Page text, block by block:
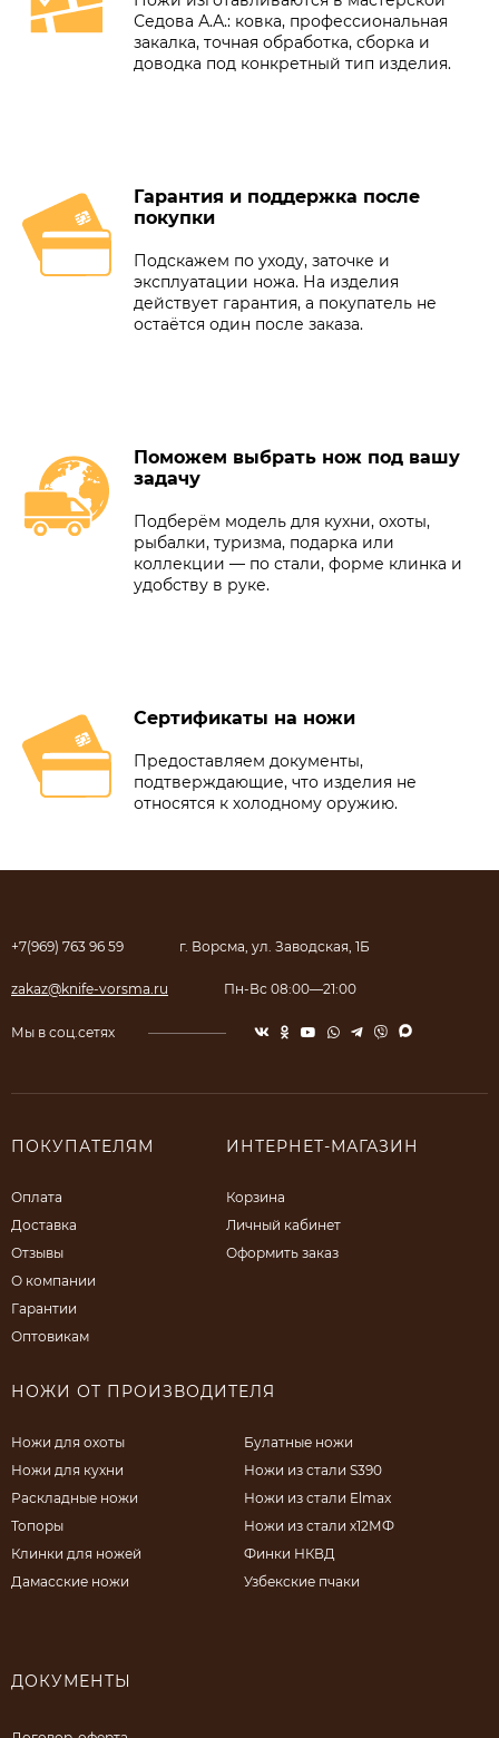
Седова А.А.: ковка, профессиональная
закалка, точная обработка, сборка и
доводка под конкретный тип изделия.
Гарантия и поддержка после
покупки
Подскажем по уходу, заточке и
эксплуатации ножа. На изделия
действует гарантия, а покупатель не
остаётся один после заказа.
Поможем выбрать нож под вашу
задачу
Подберём модель для кухни, охоты,
рыбалки, туризма, подарка или
коллекции — по стали, форме клинка и
удобству в руке.
Сертификаты на ножи
Предоставляем документы,
подтверждающие, что изделия не
относятся к холодному оружию.
+7(969) 763 96 59 г. Ворсма, ул. Заводская, 1Б
zakaz@knife-vorsma.ru Пн-Вс 08:00—21:00
Мы в соц.сетях
ПОКУПАТЕЛЯМ
Оплата
Доставка
Отзывы
О компании
Гарантии
Оптовикам
ИНТЕРНЕТ-МАГАЗИН
Корзина
Личный кабинет
Оформить заказ
НОЖИ ОТ ПРОИЗВОДИТЕЛЯ
Ножи для охоты
Ножи для кухни
Раскладные ножи
Топоры
Клинки для ножей
Дамасские ножи
Булатные ножи
Ножи из стали S390
Ножи из стали Elmax
Ножи из стали х12МФ
Финки НКВД
Узбекские пчаки
ДОКУМЕНТЫ